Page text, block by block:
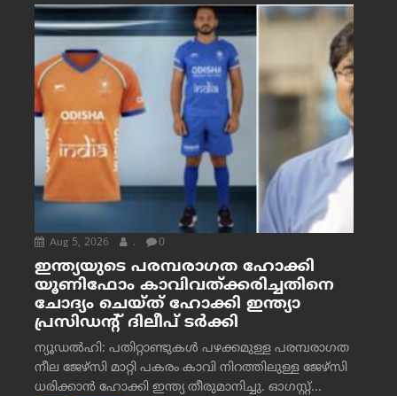
Aug 5, 2026 . 0
ഇന്ത്യയുടെ പരമ്പരാഗത ഹോക്കി
യൂണിഫോം കാവിവത്ക്കരിച്ചതിനെ
ചോദ്യം ചെയ്ത് ഹോക്കി ഇന്ത്യാ
പ്രസിഡന്റ് ദിലീപ് ടര്‍ക്കി
ന്യൂഡൽഹി: പതിറ്റാണ്ടുകൾ പഴക്കമുള്ള പരമ്പരാഗത
നീല ജേഴ്‌സി മാറ്റി പകരം കാവി നിറത്തിലുള്ള ജേഴ്‌സി
ധരിക്കാൻ ഹോക്കി ഇന്ത്യ തീരുമാനിച്ചു. ഓഗസ്റ്റ്...